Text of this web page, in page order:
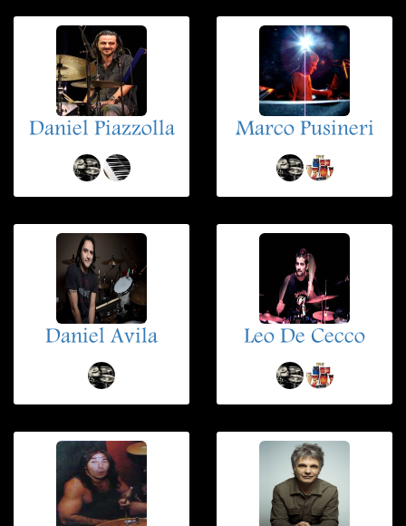
Daniel Piazzolla Marco Pusineri
Daniel Avila Leo De Cecco